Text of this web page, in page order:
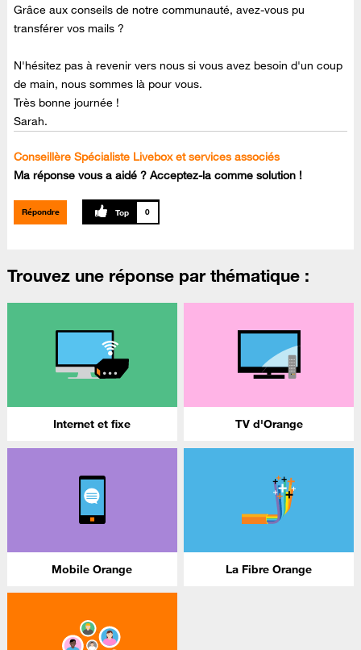
Grâce aux conseils de notre communauté, avez-vous pu
transférer vos mails ?
N'hésitez pas à revenir vers nous si vous avez besoin d'un coup
de main, nous sommes là pour vous.
Très bonne journée !
Sarah.
Conseillère Spécialiste Livebox et services associés
Ma réponse vous a aidé ? Acceptez-la comme solution !
Répondre 0
Trouvez une réponse par thématique :
Internet et fixe TV d'Orange
Mobile Orange La Fibre Orange